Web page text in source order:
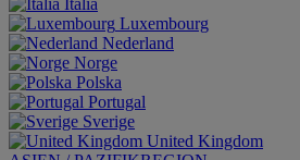
Italia
Luxembourg
Nederland
Norge
Polska
Portugal
Sverige
United Kingdom